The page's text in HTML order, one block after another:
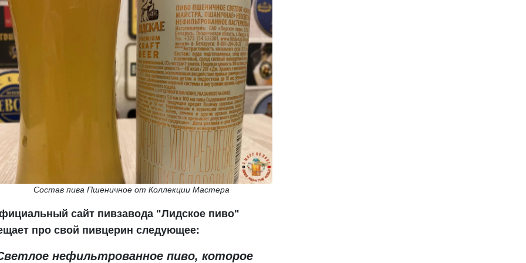
Состав пива Пшеничное от Коллекции Мастера
сайт пивзавода "Лидское пиво"
про свой пивцерин следующее:
нефильтрованное пиво, которое